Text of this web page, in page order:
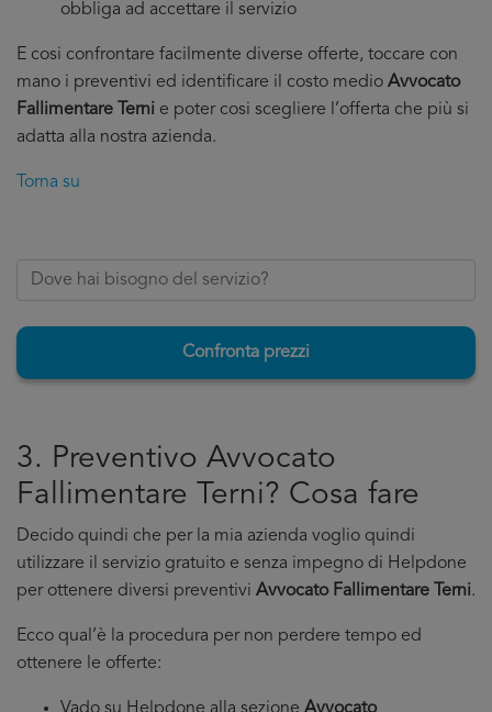
obbliga ad accettare il servizio
E cosi confrontare facilmente diverse offerte, toccare con
mano i preventivi ed identificare il costo medio Avvocato
Fallimentare Terni e poter cosi scegliere l’offerta che più si
adatta alla nostra azienda.
Torna su
Confronta prezzi
3. Preventivo Avvocato
Fallimentare Terni? Cosa fare
Decido quindi che per la mia azienda voglio quindi
utilizzare il servizio gratuito e senza impegno di Helpdone
per ottenere diversi preventivi Avvocato Fallimentare Terni.
Ecco qual’è la procedura per non perdere tempo ed
ottenere le offerte: